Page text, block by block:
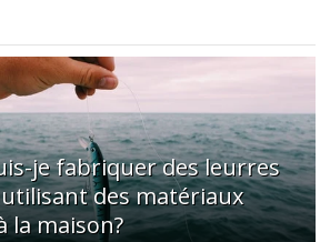
je fabriquer des leurres
des matériaux
la maison?